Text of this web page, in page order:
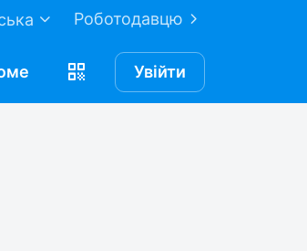
Роботодавцю
Увійти